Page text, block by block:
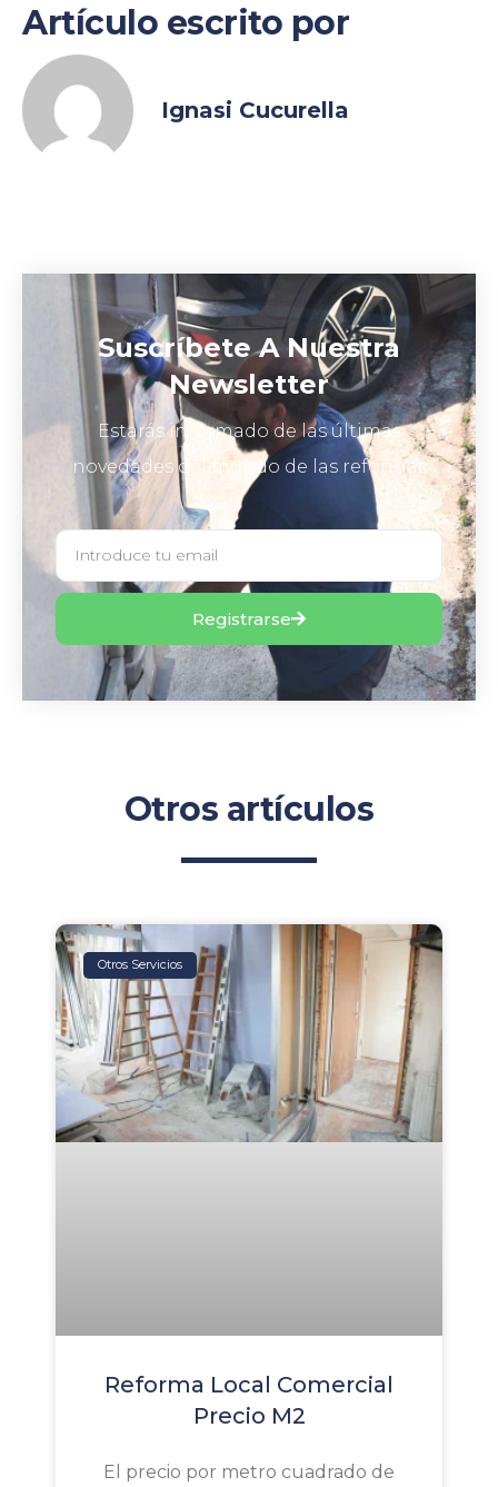
Artículo escrito por
Ignasi Cucurella
Suscríbete A Nuestra
Newsletter
Estarás informado de las últimas
novedades del mundo de las reformas
Registrarse
Otros artículos
Otros Servicios
Reforma Local Comercial
Precio M2
El precio por metro cuadrado de